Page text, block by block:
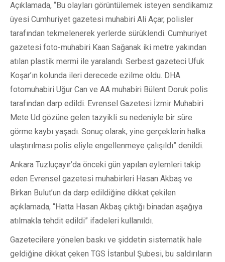
Açıklamada, “Bu olayları görüntülemek isteyen sendikamız
üyesi Cumhuriyet gazetesi muhabiri Ali Açar, polisler
tarafından tekmelenerek yerlerde sürüklendi. Cumhuriyet
gazetesi foto-muhabiri Kaan Sağanak iki metre yakından
atılan plastik mermi ile yaralandı. Serbest gazeteci Ufuk
Koşar’ın kolunda ileri derecede ezilme oldu. DHA
fotomuhabiri Uğur Can ve AA muhabiri Bülent Doruk polis
tarafından darp edildi. Evrensel Gazetesi İzmir Muhabiri
Mete Ud gözüne gelen tazyikli su nedeniyle bir süre
görme kaybı yaşadı. Sonuç olarak, yine gerçeklerin halka
ulaştırılması polis eliyle engellenmeye çalışıldı” denildi.
Ankara Tuzluçayır’da önceki gün yapılan eylemleri takip
eden Evrensel gazetesi muhabirleri Hasan Akbaş ve
Birkan Bulut’un da darp edildiğine dikkat çekilen
açıklamada, “Hatta Hasan Akbaş çıktığı binadan aşağıya
atılmakla tehdit edildi” ifadeleri kullanıldı.
Gazetecilere yönelen baskı ve şiddetin sistematik hale
geldiğine dikkat çeken TGS İstanbul Şubesi, bu saldırıların